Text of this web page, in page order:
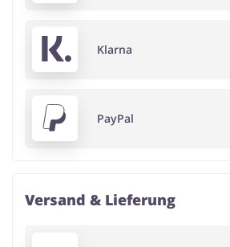
Klarna
PayPal
Versand & Lieferung